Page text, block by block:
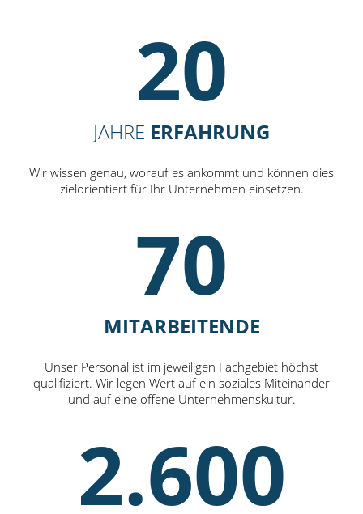
20
JAHRE ERFAHRUNG
Wir wissen genau, worauf es ankommt und können dies
zielorientiert für Ihr Unternehmen einsetzen.
70
MITARBEITENDE
Unser Personal ist im jeweiligen Fachgebiet höchst
qualifiziert. Wir legen Wert auf ein soziales Miteinander
und auf eine offene Unternehmenskultur.
2.600